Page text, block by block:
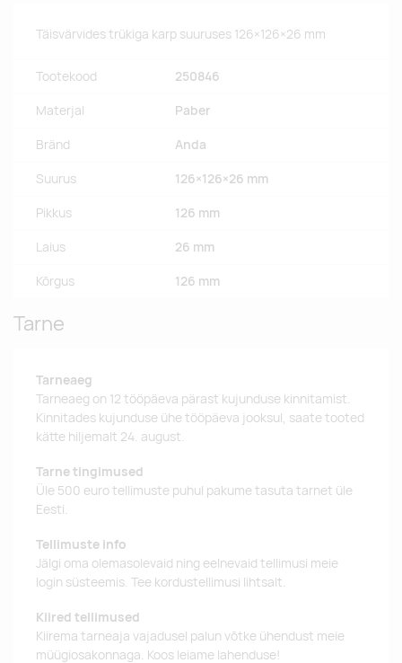
Täisvärvides trükiga karp suuruses 126×126×26 mm
Tootekood 250846
Materjal Paber
Bränd Anda
Suurus 126×126×26 mm
Pikkus 126 mm
Laius 26 mm
Kõrgus 126 mm
Tarne
Tarneaeg
Tarneaeg on 12 tööpäeva pärast kujunduse kinnitamist.
Kinnitades kujunduse ühe tööpäeva jooksul, saate tooted
kätte hiljemalt 24. august.
Tarne tingimused
Üle 500 euro tellimuste puhul pakume tasuta tarnet üle
Eesti.
Tellimuste info
Jälgi oma olemasolevaid ning eelnevaid tellimusi meie
login süsteemis. Tee kordustellimusi lihtsalt.
Kiired tellimused
Kiirema tarneaja vajadusel palun võtke ühendust meie
müügiosakonnaga. Koos leiame lahenduse!